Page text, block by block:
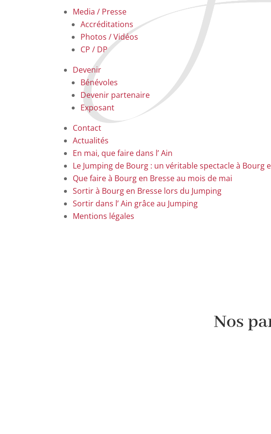
Media / Presse
Accréditations
Photos / Vidéos
CP / DP
Devenir
Bénévoles
Devenir partenaire
Exposant
Contact
Actualités
En mai, que faire dans l’ Ain
Le Jumping de Bourg : un véritable spectacle à Bourg
Que faire à Bourg en Bresse au mois de mai
Sortir à Bourg en Bresse lors du Jumping
Sortir dans l’ Ain grâce au Jumping
Mentions légales
Nos